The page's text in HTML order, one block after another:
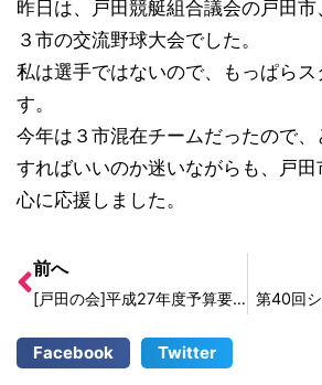
昨日は、戸田競艇組合議会の戸田
３市の交流野球大会でした。
私は選手ではないので、もっぱら
す。
今年は３市混在チームだったので
すればいいのか迷いながらも、戸
心に応援しました。
前へ
[戸田の会]平成27年度予算要望を提出 第40回
Facebook Twitter